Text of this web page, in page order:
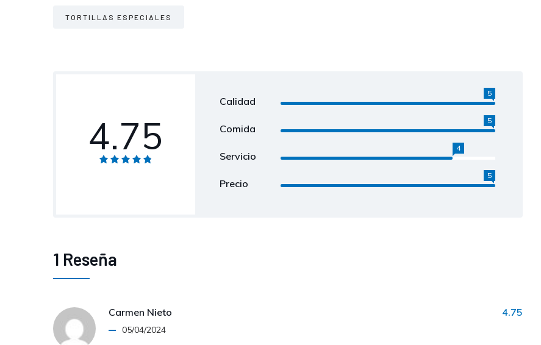
TORTILLAS ESPECIALES
4.75
Calidad
5
Comida
5
Servicio
4
Precio
5
1 Reseña
Carmen Nieto
05/04/2024
4.75